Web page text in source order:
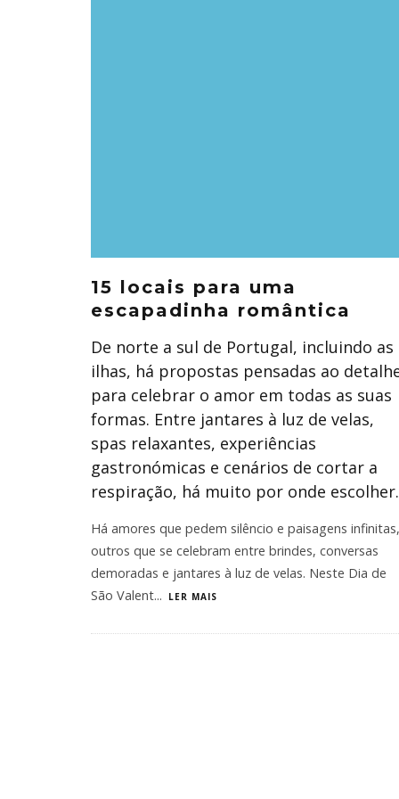
15 locais para uma
escapadinha romântica
De norte a sul de Portugal, incluindo as
ilhas, há propostas pensadas ao
para celebrar o amor em todas as suas
formas. Entre jantares à luz de velas,
spas relaxantes, experiências
gastronómicas e cenários de cortar a
respiração, há muito por onde escolher.
Há amores que pedem silêncio e paisagens infinitas,
outros que se celebram entre brindes, conversas
demoradas e jantares à luz de velas. Neste Dia de
São Valent... LER MAIS